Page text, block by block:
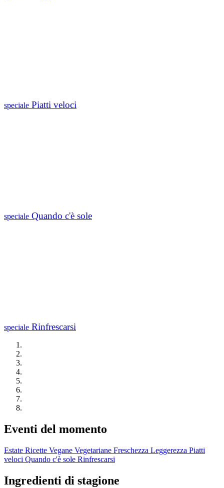
speciale Piatti veloci
speciale Quando c'è sole
speciale Rinfrescarsi
Eventi del momento
Estate Ricette Vegane Vegetariane Freschezza Leggerezza Piatti
veloci Quando c'è sole Rinfrescarsi
Ingredienti di stagione